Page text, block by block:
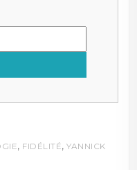
, FIDÉLITÉ,YANNICK